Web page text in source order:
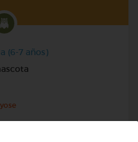
(6-7 años)